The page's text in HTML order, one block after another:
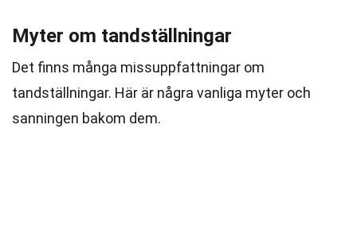
Myter om tandställningar
Det finns många missuppfattningar om
tandställningar. Här är några vanliga myter och
sanningen bakom dem.